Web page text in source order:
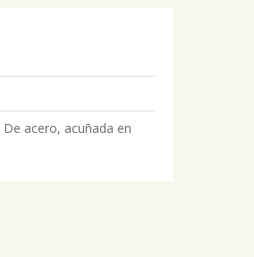
De acero, acuñada en